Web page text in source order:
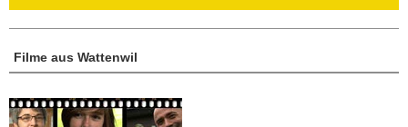
Filme aus Wattenwil